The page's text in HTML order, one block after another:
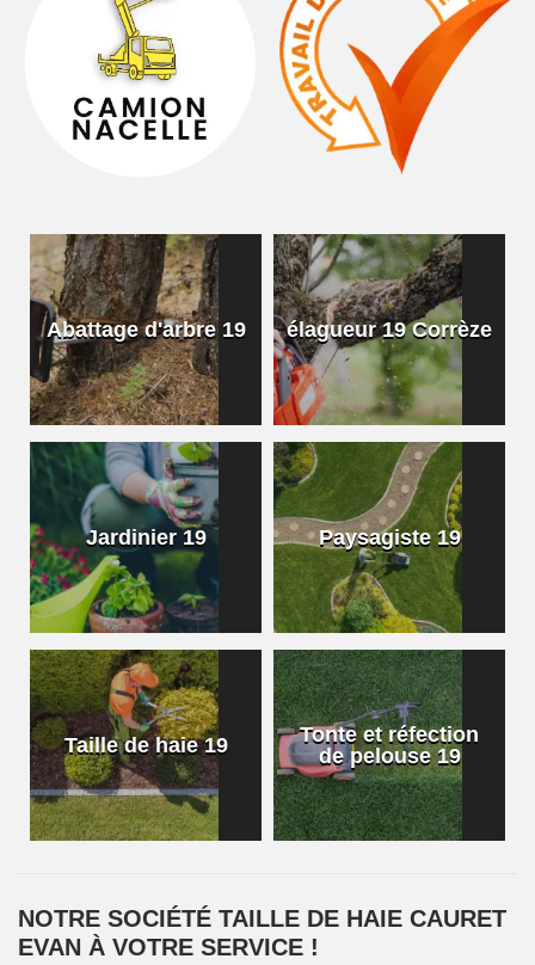
Abattage d'arbre 19 élagueur 19 Corrèze
Jardinier 19 Paysagiste 19
Taille de haie 19
Tonte et réfection
de pelouse 19
NOTRE SOCIÉTÉ TAILLE DE HAIE CAURET
EVAN À VOTRE SERVICE !